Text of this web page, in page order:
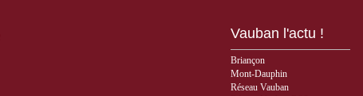
Vauban l'actu !
Briançon
Mont-Dauphin
Réseau Vauban